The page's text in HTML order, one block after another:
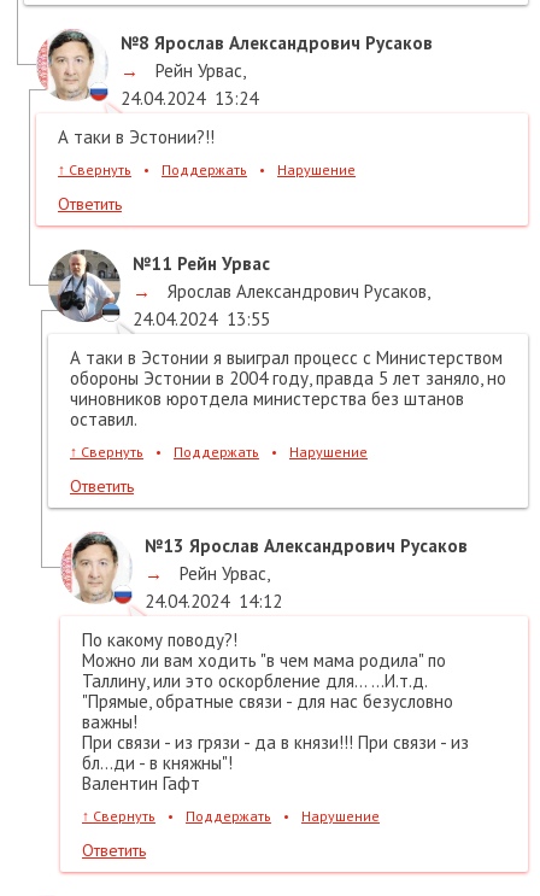
№8 Ярослав Александрович Русаков
→
Рейн Урвас
24.04.2024 13:24
А таки в Эстонии?!!
↑ Свернуть • Поддержать • Нарушение
Ответить
№11 Рейн Урвас
→
Ярослав Александрович Русаков
24.04.2024 13:55
А таки в Эстонии я выиграл процесс с Министерством
обороны Эстонии в 2004 году, правда 5 лет заняло, но
чиновников юротдела министерства без штанов
оставил.
↑ Свернуть • Поддержать • Нарушение
Ответить
№13 Ярослав Александрович Русаков
→
Рейн Урвас
24.04.2024 14:12
По какому поводу?!
Можно ли вам ходить "в чем мама родила" по
Таллину, или это оскорбление для... ...И.т.д.
"Прямые, обратные связи - для нас безусловно
важны!
При связи - из грязи - да в князи!!! При связи - из
бл...ди - в княжны"!
Валентин Гафт
↑ Свернуть • Поддержать • Нарушение
Ответить